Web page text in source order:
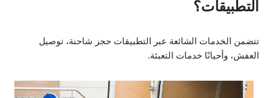
التطبيقات؟
تتضمن الخدمات الشائعة عبر التطبيقات حجز شاحنة، توصيل
العفش، وأحيانًا خدمات التعبئة.